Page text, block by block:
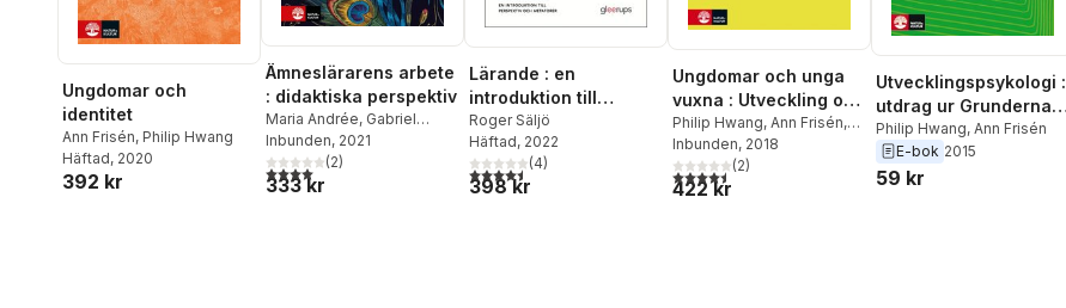
Ungdomar och
identitet
Ann Frisén, Philip Hwang
Häftad, 2020
392 kr
Ämneslärarens arbete
: didaktiska perspektiv
Maria Andrée, Gabriel
Bladh,Ingrid Carlgren
Tväråna
Inbunden, 2021
4,0utav 5 stjärnor. Totalt antal röster:
(2)
333 kr
Lärande : en
introduktion till
perspektiv och
metaforer
Roger Säljö
Häftad, 2022
4,5utav 5 stjärnor. Totalt antal röster:
(4)
398 kr
Ungdomar och unga
vuxna : Utveckling och
livsvillkor
Philip Hwang, Ann Frisén,
Björn Nilsson
Inbunden, 2018
4,5utav 5 stjärnor. Totalt antal röster:
(2)
422 kr
Utvecklingspsykologi :
utdrag ur Grunderna i
vår tids psykologi
Philip Hwang, Ann Frisén
E-bok 2015
59 kr